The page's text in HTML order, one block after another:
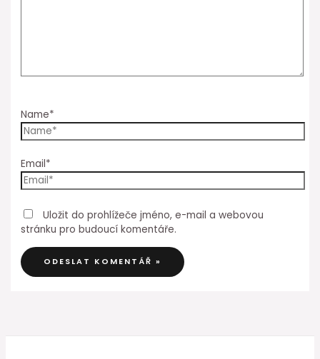
Name*
Email*
Uložit do prohlížeče jméno, e-mail a webovou
stránku pro budoucí komentáře.